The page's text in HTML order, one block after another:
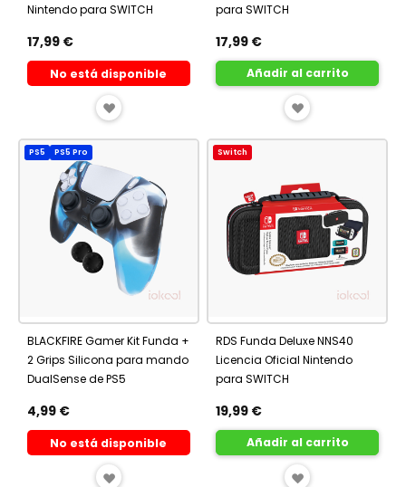
Nintendo para SWITCH
17,99 €
No está disponible
para SWITCH
17,99 €
Añadir al carrito
PS5 PS5 Pro
BLACKFIRE Gamer Kit Funda +
2 Grips Silicona para mando
DualSense de PS5
4,99 €
No está disponible
AÑADIR
Switch
RDS Funda Deluxe NNS40
Licencia Oficial Nintendo
para SWITCH
19,99 €
Añadir al carrito
AÑADIR